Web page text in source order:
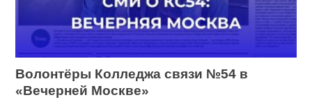
Волонтёры Колледжа связи №54 в
«Вечерней Москве»